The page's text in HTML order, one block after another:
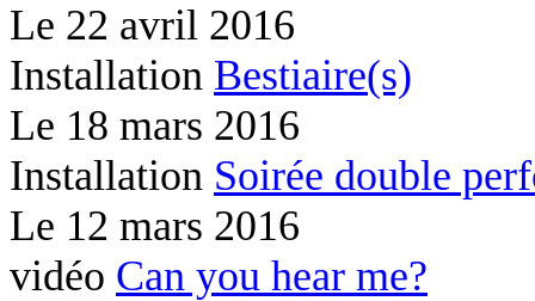
Le 22 avril 2016
Installation Bestiaire(s)
Le 18 mars 2016
Installation Soirée double
Le 12 mars 2016
vidéo Can you hear me?